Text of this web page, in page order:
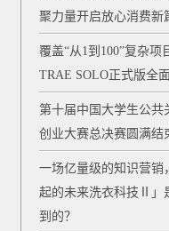
聚力量开启放心消费新
覆盖“从1到100”复杂项
TRAE SOLO正式版全
第十届中国大学生公共
创业大赛总决赛圆满结
一场亿量级的知识营销
起的未来洗衣科技Ⅱ」
到的？